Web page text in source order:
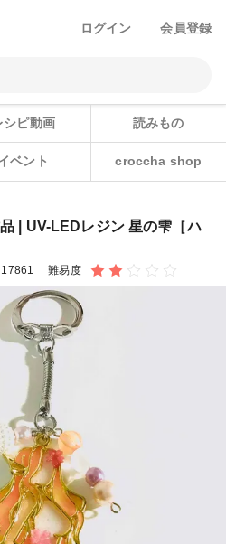
ログイン 会員登録
シピ動画 読みもの
ベント croccha shop
| UV-LEDレジン 星の雫［ハ
17861 難易度